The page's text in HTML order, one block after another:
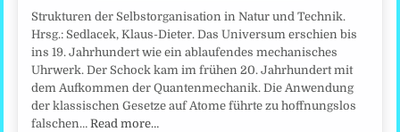
Strukturen der Selbstorganisation in Natur und Technik.
Hrsg.: Sedlacek, Klaus-Dieter. Das Universum erschien bis
ins 19. Jahrhundert wie ein ablaufendes mechanisches
Uhrwerk. Der Schock kam im frühen 20. Jahrhundert mit
dem Aufkommen der Quantenmechanik. Die Anwendung
der klassischen Gesetze auf Atome führte zu hoffnungslos
falschen…Read more…